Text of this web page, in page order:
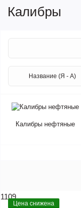
Калибры
Калибры нефтяные
1109
Цена снижена